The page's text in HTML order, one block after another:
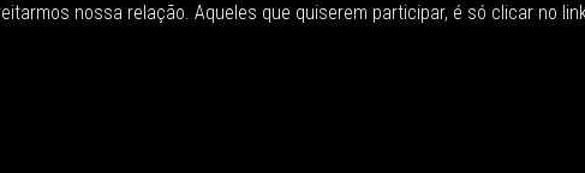
nossa relação. Aqueles que quiserem participar, é só clicar no